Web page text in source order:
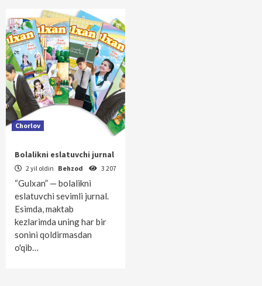
Chorlov
Bolalikni eslatuvchi jurnal
2 yil oldin Behzod 3 207
“Gulxan” — bolalikni
eslatuvchi sevimli jurnal.
Esimda, maktab
kezlarimda uning har bir
sonini qoldirmasdan
o'qib…